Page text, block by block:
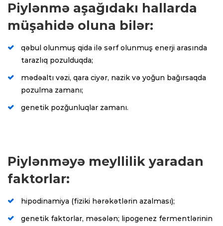
Piylənmə aşağıdakı hallarda
müşahidə oluna bilər:
qəbul olunmuş qida ilə sərf olunmuş enerji arasında
tarazlıq pozulduqda;
mədəaltı vəzi, qara ciyər, nazik və yoğun bağırsaqda
pozulma zamanı;
genetik pozğunluqlar zamanı.
Piylənməyə meyllilik yaradan
faktorlar:
hipodinamiya (fiziki hərəkətlərin azalması);
genetik faktorlar, məsələn; lipogenez fermentlərinin